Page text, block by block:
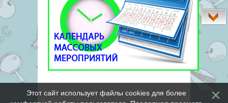
Этот сайт использует файлы cookies для более